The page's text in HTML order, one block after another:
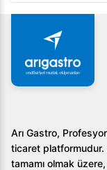
Arı Gastro,
ticaret platformudur.
tamamı olmak